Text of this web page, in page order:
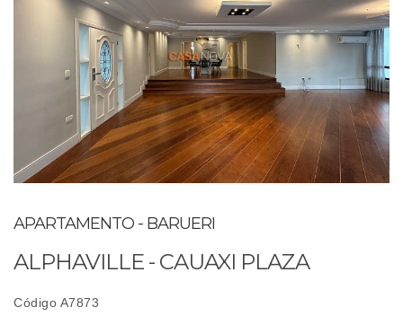
APARTAMENTO - BARUERI
ALPHAVILLE - CAUAXI PLAZA
Código A7873